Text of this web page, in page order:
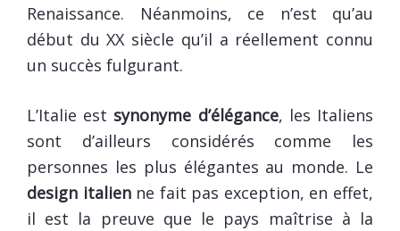
Renaissance. Néanmoins, ce n’est qu’au
début du XX siècle qu’il a réellement connu
un succès fulgurant.
L’Italie est synonyme d’élégance, les Italiens
sont d’ailleurs considérés comme les
personnes les plus élégantes au monde. Le
design italienne fait pas exception, en effet,
il est la preuve que le pays maîtrise à la